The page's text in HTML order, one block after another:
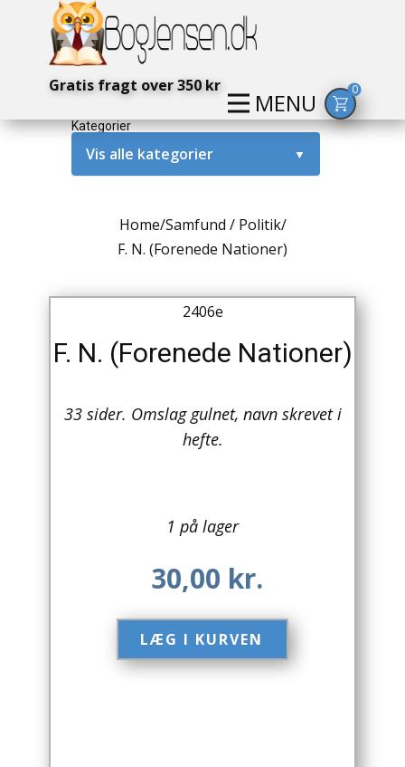
MENU
Gratis fragt over 350 kr 0
Kategorier
Vis alle kategorier ▼
Amerika / USA
Antikke / Specielle Bøger
Antikviteter
Børnebøger
Home/Samfund / Politik/
F. N. (Forenede Nationer)
2406e
F. N. (Forenede Nationer)
33 sider. Omslag gulnet, navn skrevet i
hefte.
1 på lager
30,00 kr.
LÆG I KURVEN​